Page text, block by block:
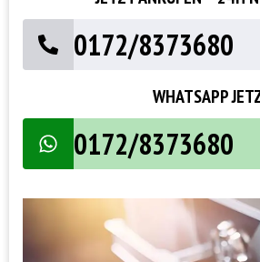
0172/8373680
WHATSAPP
0172/8373680